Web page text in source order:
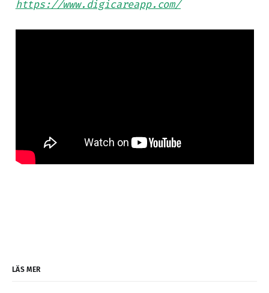
https://www.digicareapp.com/
LÄS MER